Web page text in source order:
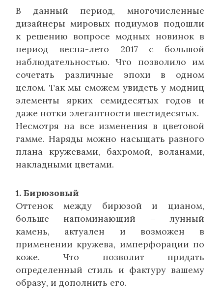
В данный период, многочисленные
дизайнеры мировых подиумов подошли
к решению вопросе модных новинок в
период весна-лето 2017 с большой
наблюдательностью. Что позволило им
сочетать различные эпохи в одном
целом. Так мы сможем увидеть у модниц
элементы ярких семидесятых годов и
даже нотки элегантности шестидесятых.
Несмотря на все изменения в цветовой
гамме. Наряды можно насыщать разного
плана кружевами, бахромой, воланами,
накладными цветами.
1. Бирюзовый
Оттенок между бирюзой и цианом,
больше напоминающий – лунный
камень, актуален и возможен в
применении кружева, имперфорации по
коже. Что позволит придать
определенный стиль и фактуру вашему
образу, и дополнить его.